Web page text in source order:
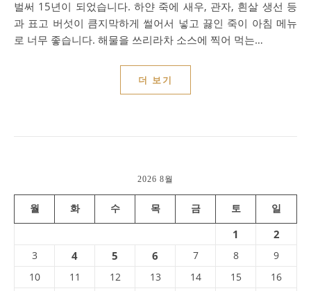
벌써 15년이 되었습니다. 하얀 죽에 새우, 관자, 흰살 생선 등
과 표고 버섯이 큼지막하게 썰어서 넣고 끓인 죽이 아침 메뉴
로 너무 좋습니다. 해물을 쓰리라차 소스에 찍어 먹는…
더 보기
2026 8월
월 화 수 목 금 토 일
1 2
3 4 5 6 7 8
9
10
11 12 13 14 15
16